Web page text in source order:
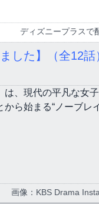
ディズニープラスで
した】（全12
は、現代の平凡な女
ら始まる“ノーブレ
画像：KBS Drama